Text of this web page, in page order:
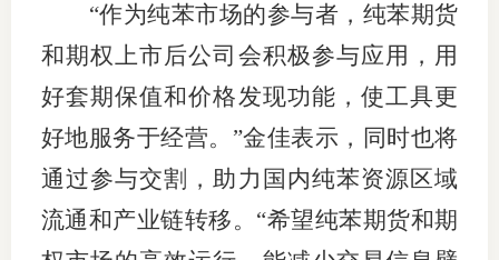
“作为纯苯市场的参与者，纯苯期货
和期权上市后公司会积极参与应用，用
好套期保值和价格发现功能，使工具更
好地服务于经营。”金佳表示，同时也将
通过参与交割，助力国内纯苯资源区域
流通和产业链转移。“希望纯苯期货和期